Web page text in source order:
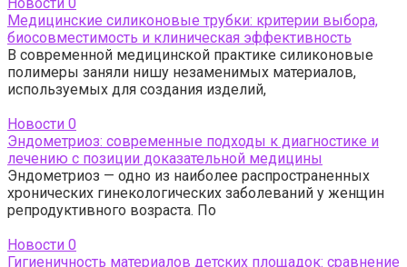
Медицинские силиконовые трубки: критерии выбора,
биосовместимость и клиническая эффективность
В современной медицинской практике силиконовые
полимеры заняли нишу незаменимых материалов,
используемых для создания изделий,
Новости 0
Эндометриоз: современные подходы к диагностике и
лечению с позиции доказательной медицины
Эндометриоз — одно из наиболее распространенных
хронических гинекологических заболеваний у женщин
репродуктивного возраста. По
Новости 0
Гигиеничность материалов детских площадок: сравнение